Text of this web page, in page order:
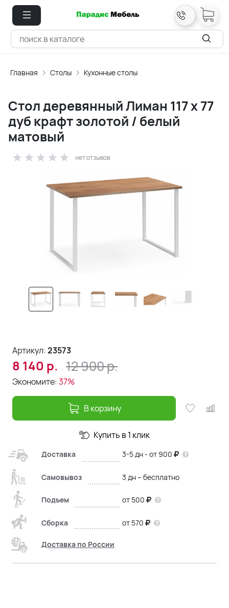
Главная Столы Кухонные столы
Стол деревянный Лиман 117 x 77
дуб крафт золотой / белый
матовый
нет отзывов
Артикул:23573
8 140 р. 12 900р.
Экономите:37%
В корзину
Купить в 1 клик
Доставка 3-5 дн - от 900
Самовывоз 3 дн – бесплатно
Подъем от 500
Сборка от 570
Доставка по России